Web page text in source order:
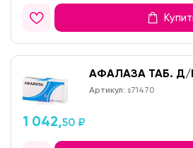
АФАЛАЗА ТАБ.
Артикул: s71470
1 042,50 ₽